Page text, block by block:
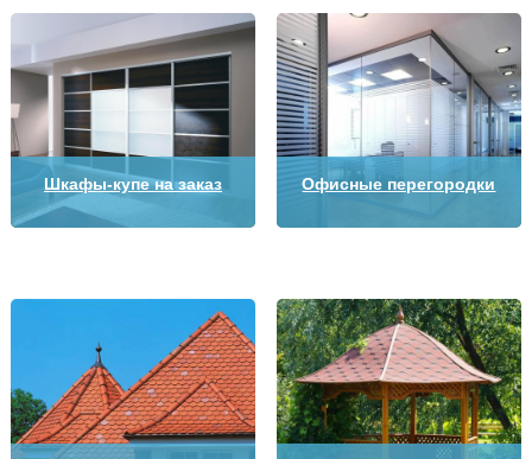
Шкафы-купе на заказ Офисные перегородки